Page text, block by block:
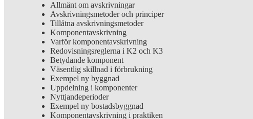
Allmänt om avskrivningar
Avskrivningsmetoder och principer
Tillåtna avskrivningsmetoder
Komponentavskrivning
Varför komponentavskrivning
Redovisningsreglerna i K2 och K3
Betydande komponent
Väsentlig skillnad i förbrukning
Exempel ny byggnad
Uppdelning i komponenter
Nyttjandeperioder
Exempel ny bostadsbyggnad
Komponentavskrivning i praktiken